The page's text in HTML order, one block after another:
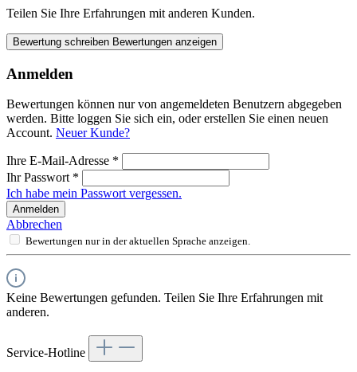
Teilen Sie Ihre Erfahrungen mit anderen Kunden.
Bewertung schreiben Bewertungen anzeigen
Anmelden
Bewertungen können nur von angemeldeten Benutzern abgegeben
werden. Bitte loggen Sie sich ein, oder erstellen Sie einen neuen
Account. Neuer Kunde?
Ihre E-Mail-Adresse *
Ihr Passwort *
Ich habe mein Passwort vergessen.
Anmelden
Abbrechen
Bewertungen nur in der aktuellen Sprache anzeigen.
Keine Bewertungen gefunden. Teilen Sie Ihre Erfahrungen mit
anderen.
Service-Hotline